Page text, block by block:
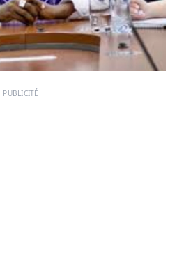
PUBLICITÉ